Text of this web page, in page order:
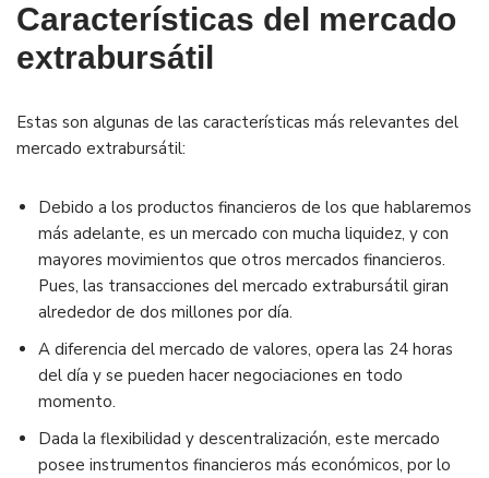
Características del mercado
extrabursátil
Estas son algunas de las características más relevantes del
mercado extrabursátil:
Debido a los productos financieros de los que hablaremos
más adelante, es un mercado con mucha liquidez, y con
mayores movimientos que otros mercados financieros.
Pues, las transacciones del mercado extrabursátil giran
alrededor de dos millones por día.
A diferencia del mercado de valores, opera las 24 horas
del día y se pueden hacer negociaciones en todo
momento.
Dada la flexibilidad y descentralización, este mercado
posee instrumentos financieros más económicos, por lo